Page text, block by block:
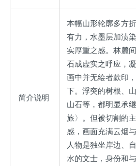
简介说明
本幅山形轮廓多方
有力，水墨层加渍
实厚重之感。林麓
石成虚实之呼应，
画中并无绘者款印
下。浮突的树根、
山石等，都明显承
旅〉。但被切割的
感，画面充满云烟
人物是独坐岸边、
水的文士，身份和